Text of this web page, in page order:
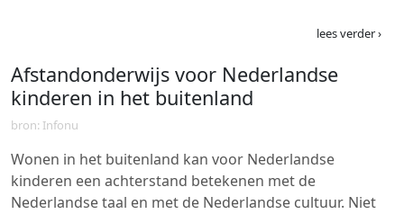
lees verder ›
Afstandonderwijs voor Nederlandse
kinderen in het buitenland
bron: Infonu
Wonen in het buitenland kan voor Nederlandse
kinderen een achterstand betekenen met de
Nederlandse taal en met de Nederlandse cultuur. Niet